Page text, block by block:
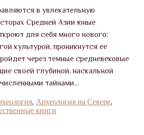
в увлекательную
Средней Азии юные
для себя много нового:
культурой, проникнутся ее
через темные средневековые
своей глубиной, наскальной
тайнами…
, Археология на Севере,
книги